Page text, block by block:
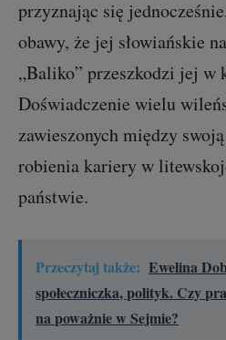
przyznając się
obawy, że jej słowiańskie
„Baliko” przeszkodzi jej w
Doświadczenie wielu
zawieszonych między
robienia kariery w
państwie.
Przeczytaj także: Ewelina
społeczniczka, polityk. Czy
na poważnie w Sejmie?